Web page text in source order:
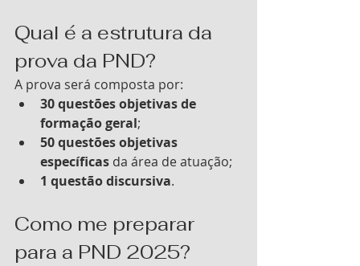
Qual é a estrutura da
prova da PND?
A prova será composta por:
30 questões objetivas de
formação geral;
50 questões objetivas
específicas da área de atuação;
1 questão discursiva.
Como me preparar
para a PND 2025?